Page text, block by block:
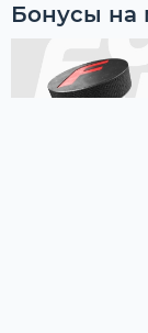
Бонусы на